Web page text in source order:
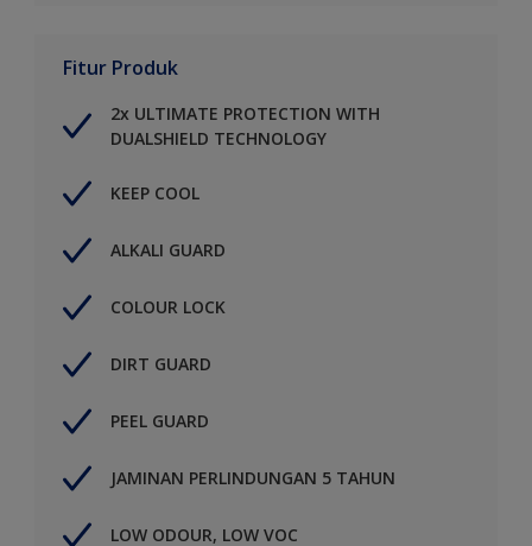
Fitur Produk
2x ULTIMATE PROTECTION WITH
DUALSHIELD TECHNOLOGY
KEEP COOL
ALKALI GUARD
COLOUR LOCK
DIRT GUARD
PEEL GUARD
JAMINAN PERLINDUNGAN 5 TAHUN
LOW ODOUR, LOW VOC